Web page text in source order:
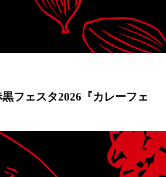
フェスタ2026『カレーフェ